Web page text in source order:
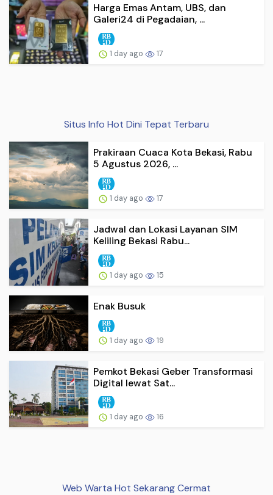
Harga Emas Antam, UBS, dan
Galeri24 di Pegadaian, ...
1 day ago 17
Situs Info Hot Dini Tepat Terbaru
Prakiraan Cuaca Kota Bekasi, Rabu
5 Agustus 2026, ...
1 day ago 17
Jadwal dan Lokasi Layanan SIM
Keliling Bekasi Rabu...
1 day ago 15
Enak Busuk
1 day ago 19
Pemkot Bekasi Geber Transformasi
Digital lewat Sat...
1 day ago 16
Web Warta Hot Sekarang Cermat